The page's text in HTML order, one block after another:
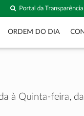
Portal da Transparência
ORDEM DO DIA
à Quinta-feira,